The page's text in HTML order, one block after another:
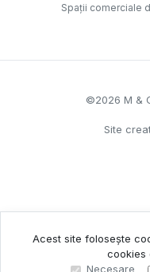
Spații comerciale
©2026 M &
Site
Acest site folosește
cookies
Necesare